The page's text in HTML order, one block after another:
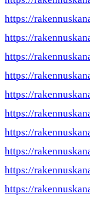
https://
https://
https://
https://
https://
https://
https://
https://
https://
https://